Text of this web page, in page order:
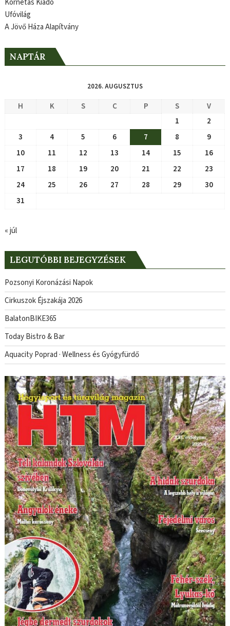
Kornétás Kiadó
Ufóvilág
A Jövő Háza Alapítvány
NAPTÁR
2026. AUGUSZTUS
H K S C P S
V
1
2
3
4 5 6 7 8
9
10
11 12 13 14 15
16
17
18 19 20 21 22
23
24
25 26 27 28 29
30
31
« júl
LEGUTÓBBI BEJEGYZÉSEK
Pozsonyi Koronázási Napok
Cirkuszok Éjszakája 2026
BalatonBIKE365
Today Bistro & Bar
Aquacity Poprad · Wellness és Gyógyfürdő